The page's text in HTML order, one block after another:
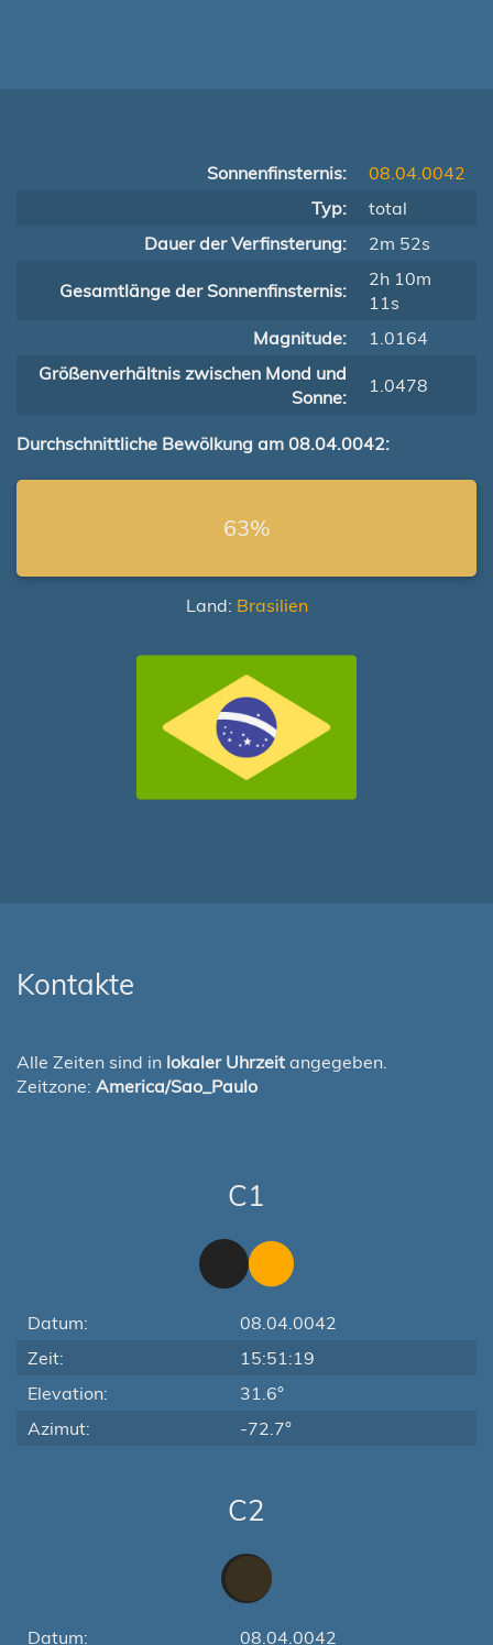
Sonnenfinsternis:
08.04.0042
Typ:
total
Dauer der Verfinsterung:
2m 52s
Gesamtlänge der Sonnenfinsternis:
2h 10m
11s
Magnitude:
1.0164
Größenverhältnis zwischen Mond und
Sonne:
1.0478
Durchschnittliche Bewölkung am 08.04.0042:
63%
Land: Brasilien
Kontakte
Alle Zeiten sind in lokaler Uhrzeit angegeben.
Zeitzone: America/Sao_Paulo
C1
Datum:
08.04.0042
Zeit:
15:51:19
Elevation:
31.6°
Azimut:
-72.7°
C2
Datum: 08.04.0042